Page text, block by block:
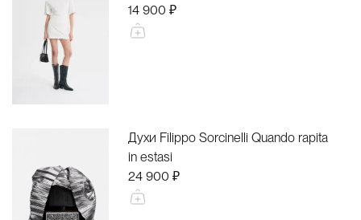
14 900 ₽
Духи Filippo Sorcinelli Quando rapita
in estasi
24 900 ₽